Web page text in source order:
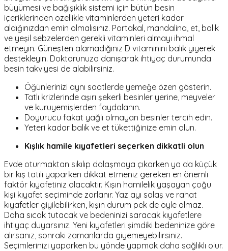
büyümesi ve bağışıklık sistemi için bütün besin
içeriklerinden özellikle vitaminlerden yeteri kadar
aldığınızdan emin olmalısınız. Portakal, mandalina, et, balık
ve yeşil sebzelerden gerekli vitaminleri almayı ihmal
etmeyin. Güneşten alamadığınız D vitaminini balık yiyerek
destekleyin. Doktorunuza danışarak ihtiyaç durumunda
besin takviyesi de alabilirsiniz.
Öğünlerinizi aynı saatlerde yemeğe özen gösterin.
Tatlı krizlerinde aşırı şekerli besinler yerine, meyveler
ve kuruyemişlerden faydalanın.
Doyurucu fakat yağlı olmayan besinler tercih edin.
Yeteri kadar balık ve et tükettiğinize emin olun.
Kışlık hamile kıyafetleri seçerken dikkatli olun
Evde oturmaktan sıkılıp dolaşmaya çıkarken ya da küçük
bir kış tatili yaparken dikkat etmeniz gereken en önemli
faktör kıyafetiniz olacaktır. Kışın hamilelik yaşayan çoğu
kişi kıyafet seçiminde zorlanır. Yaz ayı salaş ve rahat
kıyafetler giyilebilirken, kışın durum pek de öyle olmaz.
Daha sıcak tutacak ve bedeninizi saracak kıyafetlere
ihtiyaç duyarsınız. Yeni kıyafetleri şimdiki bedeninize göre
alırsanız, sonraki zamanlarda giyemeyebilirsiniz.
Seçimlerinizi yaparken bu yönde yapmak daha sağlıklı olur.